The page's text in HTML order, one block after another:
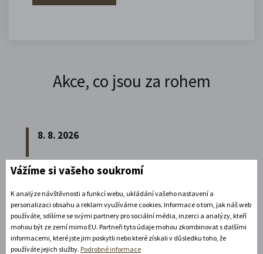
Akce, co jsou za rohem
8. 8. 2026
Noční prohlídka piaristického chrámu
Poznejte vrcholně barokní architekturu v
působivém večerním hávu. Obětní stůl dýchá
světlem, paprsky laserového kříže protínají
klenby a chrám ožívá instalacemi současného
Vážíme si vašeho soukromí
K analýze návštěvnosti a funkcí webu, ukládání vašeho nastavení a
personalizaci obsahu a reklam využíváme cookies. Informace o tom, jak náš web
používáte, sdílíme se svými partnery pro sociální média, inzerci a analýzy, kteří
mohou být ze zemí mimo EU. Partneři tyto údaje mohou zkombinovat s dalšími
informacemi, které jste jim poskytli nebo které získali v důsledku toho, že
používáte jejich služby. Podrobné informace